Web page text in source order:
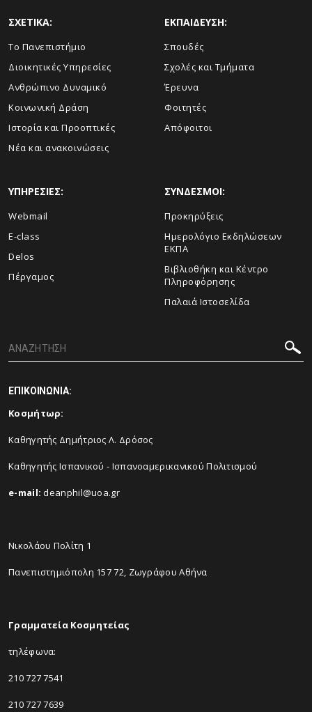
ΣΧΕΤΙΚΑ:
Το Πανεπιστήμιο
Διοικητικές Υπηρεσίες
Ανθρώπινο Δυναμικό
Κοινωνική Δράση
Ιστορία και Προοπτικές
Νέα και ανακοινώσεις
ΕΚΠΑΙΔΕΥΣΗ:
Σπουδές
Σχολές και Τμήματα
Έρευνα
Φοιτητές
Απόφοιτοι
ΥΠΗΡΕΣΙΕΣ:
Webmail
E-class
Delos
Πέργαμος
ΣΥΝΔΕΣΜΟΙ:
Προκηρύξεις
Ημερολόγιο Εκδηλώσεων
ΕΚΠΑ
Βιβλιοθήκη και Κέντρο
Πληροφόρησης
Παλαιά Ιστοσελίδα
ΕΠΙΚΟΙΝΩΝΙΑ:
Κοσμήτωρ:
Καθηγητής Δημήτριος Λ. Δρόσος
Καθηγητής Ισπανικού - Ισπανοαμερικανικού Πολιτισμού
e-mail: deanphil@uoa.gr
Νικολάου Πολίτη 1
Πανεπιστημιόπολη 157 72, Ζωγράφου Αθήνα
Γραμματεία Κοσμητείας
τηλέφωνα:
210 727 7541
210 727 7639